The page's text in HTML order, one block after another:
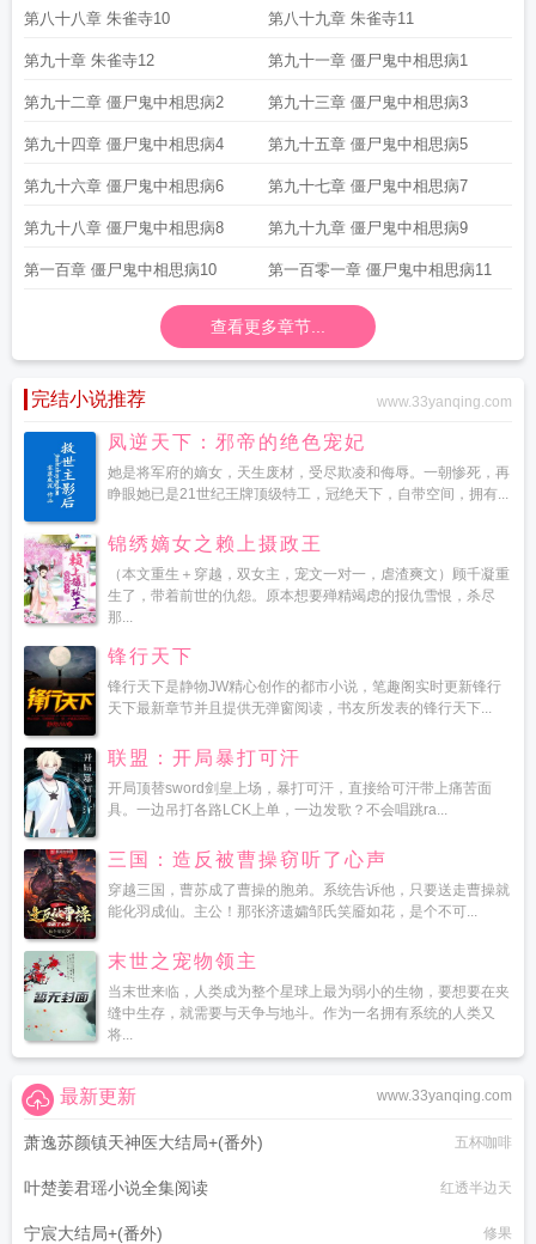
第八十八章 朱雀寺10 第八十九章 朱雀寺11
第九十章 朱雀寺12 第九十一章 僵尸鬼中相思病1
第九十二章 僵尸鬼中相思病2 第九十三章 僵尸鬼中相思病3
第九十四章 僵尸鬼中相思病4 第九十五章 僵尸鬼中相思病5
第九十六章 僵尸鬼中相思病6 第九十七章 僵尸鬼中相思病7
第九十八章 僵尸鬼中相思病8 第九十九章 僵尸鬼中相思病9
第一百章 僵尸鬼中相思病10 第一百零一章 僵尸鬼中相思病11
查看更多章节...
完结小说推荐 www.33yanqing.com
凤逆天下：邪帝的绝色宠妃
她是将军府的嫡女，天生废材，受尽欺凌和侮辱。一朝惨死，再
睁眼她已是21世纪王牌顶级特工，冠绝天下，自带空间，拥有...
锦绣嫡女之赖上摄政王
（本文重生＋穿越，双女主，宠文一对一，虐渣爽文）顾千凝重
生了，带着前世的仇怨。原本想要殚精竭虑的报仇雪恨，杀尽
那...
锋行天下
锋行天下是静物JW精心创作的都市小说，笔趣阁实时更新锋行
天下最新章节并且提供无弹窗阅读，书友所发表的锋行天下...
联盟：开局暴打可汗
开局顶替sword剑皇上场，暴打可汗，直接给可汗带上痛苦面
具。一边吊打各路LCK上单，一边发歌？不会唱跳ra...
三国：造反被曹操窃听了心声
穿越三国，曹苏成了曹操的胞弟。系统告诉他，只要送走曹操就
能化羽成仙。主公！那张济遗孀邹氏笑靥如花，是个不可...
末世之宠物领主
当末世来临，人类成为整个星球上最为弱小的生物，要想要在夹
缝中生存，就需要与天争与地斗。作为一名拥有系统的人类又
将...
www.33yanqing.com
最新更新
萧逸苏颜镇天神医大结局+(番外) 五杯咖啡
叶楚姜君瑶小说全集阅读 红透半边天
宁宸大结局+(番外) 修果